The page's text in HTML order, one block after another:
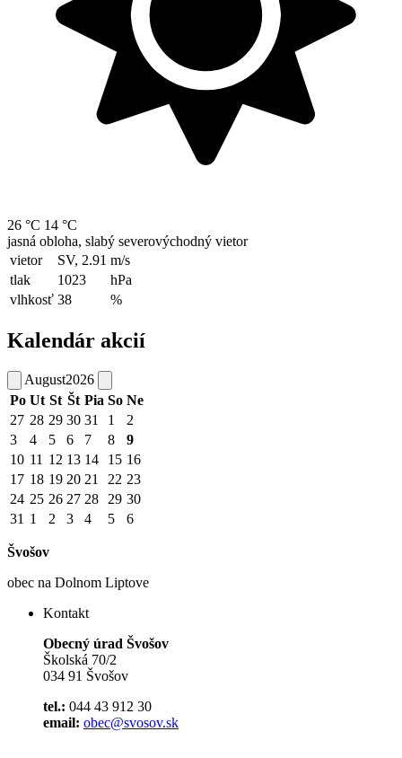
26 °C 14 °C
jasná obloha, slabý severovýchodný vietor
vietor
SV, 2.91 m/s
tlak
1023
hPa
vlhkosť 38 %
Kalendár akcií
August2026
Po Ut St Št Pia So Ne
27 28 29 30 31 1
2
3
4 5 6 7 8
9
10 11 12 13 14 15 16
17 18 19 20 21 22 23
24 25 26 27 28 29 30
31 1 2 3 4 5 6
Švošov
obec na Dolnom Liptove
Kontakt
Obecný úrad Švošov
Školská 70/2
034 91 Švošov
tel.: 044 43 912 30
email: obec@svosov.sk